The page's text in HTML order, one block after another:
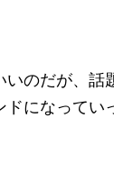
いのだが、話
になってい